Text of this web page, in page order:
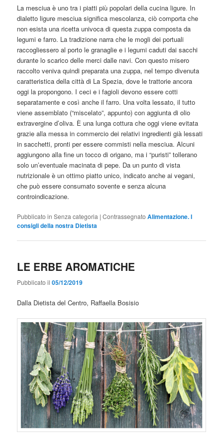
La mesciua è uno tra i piatti più popolari della cucina ligure. In
dialetto ligure mesciua significa mescolanza, ciò comporta che
non esista una ricetta univoca di questa zuppa composta da
legumi e farro. La tradizione narra che le mogli dei portuali
raccogliessero al porto le granaglie e i legumi caduti dai sacchi
durante lo scarico delle merci dalle navi. Con questo misero
raccolto veniva quindi preparata una zuppa, nel tempo divenuta
caratteristica della città di La Spezia, dove le trattorie ancora
oggi la propongono. I ceci e i fagioli devono essere cotti
separatamente e così anche il farro. Una volta lessato, il tutto
viene assemblato (“miscelato”, appunto) con aggiunta di olio
extravergine d’oliva. È una lunga cottura che oggi viene evitata
grazie alla messa in commercio dei relativi ingredienti già lessati
in sacchetti, pronti per essere commisti nella mesciua. Alcuni
aggiungono alla fine un tocco di origano, ma i “puristi” tollerano
solo un’eventuale macinata di pepe. Da un punto di vista
nutrizionale è un ottimo piatto unico, indicato anche ai vegani,
che può essere consumato sovente e senza alcuna
controindicazione.
Pubblicato in Senza categoria |Contrassegnato Alimentazione. I
consigli della nostra Dietista
LE ERBE AROMATICHE
Pubblicato il05/12/2019
Dalla Dietista del Centro, Raffaella Bosisio